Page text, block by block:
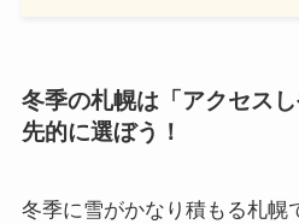
冬季の札幌は「アクセス
先的に選ぼう！
冬季に雪がかなり積もる札幌